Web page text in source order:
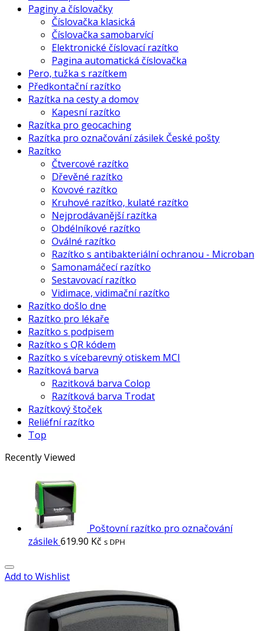
Paginy a číslovačky
Číslovačka klasická
Číslovačka samobarvící
Elektronické číslovací razítko
Pagina automatická číslovačka
Pero, tužka s razítkem
Předkontační razítko
Razítka na cesty a domov
Kapesní razítko
Razítka pro geocaching
Razítka pro označování zásilek České pošty
Razítko
Čtvercové razítko
Dřevěné razítko
Kovové razítko
Kruhové razítko, kulaté razítko
Nejprodávanější razítka
Obdélníkové razítko
Oválné razítko
Razítko s antibakteriální ochranou - Microban
Samonamáčecí razítko
Sestavovací razítko
Vidimace, vidimační razítko
Razítko došlo dne
Razítko pro lékaře
Razítko s podpisem
Razítko s QR kódem
Razítko s vícebarevný otiskem MCI
Razítková barva
Razitková barva Colop
Razítková barva Trodat
Razítkový štoček
Reliéfní razítko
Top
Recently Viewed
Poštovní razítko pro označování
zásilek619.90 Kč s DPH
Add to Wishlist